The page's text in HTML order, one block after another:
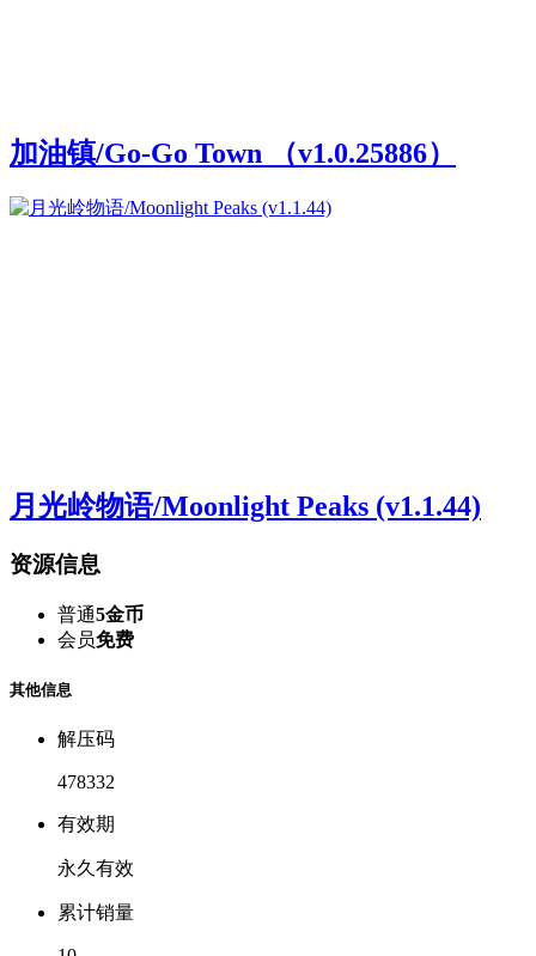
加油镇/Go-Go Town （v1.0.25886）
月光岭物语/Moonlight Peaks (v1.1.44)
资源信息
普通5金币
会员免费
其他信息
解压码
478332
有效期
永久有效
累计销量